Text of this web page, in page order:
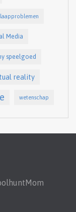
Media
speelgoed
reality
wetenschap